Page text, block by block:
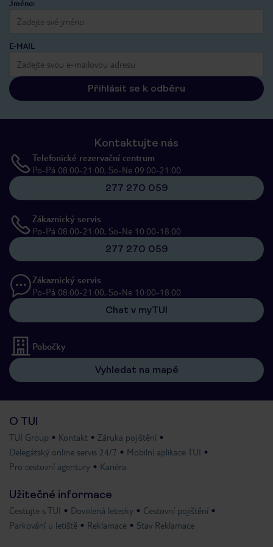
Jméno:
E-MAIL
Přihlásit se k odběru
Kontaktujte nás
Telefonické rezervační centrum
Po-Pá 08:00-21:00, So-Ne 09:00-21:00
277 270 059
Zákaznický servis
Po-Pá 08:00-21:00, So-Ne 10:00-18:00
277 270 059
Zákaznický servis
Po-Pá 08:00-21:00, So-Ne 10:00-18:00
Chat v myTUI
Pobočky
Vyhledat na mapě
O TUI
TUI Group Kontakt
Záruka pojištění
Delegátský online servis 24/7
Mobilní aplikace TUI
Pro cestovní agentury
Kariéra
Užitečné informace
Cestujte s TUI Dovolená letecky
Cestovní pojištění
Parkování u letiště
Reklamace Stav Reklamace